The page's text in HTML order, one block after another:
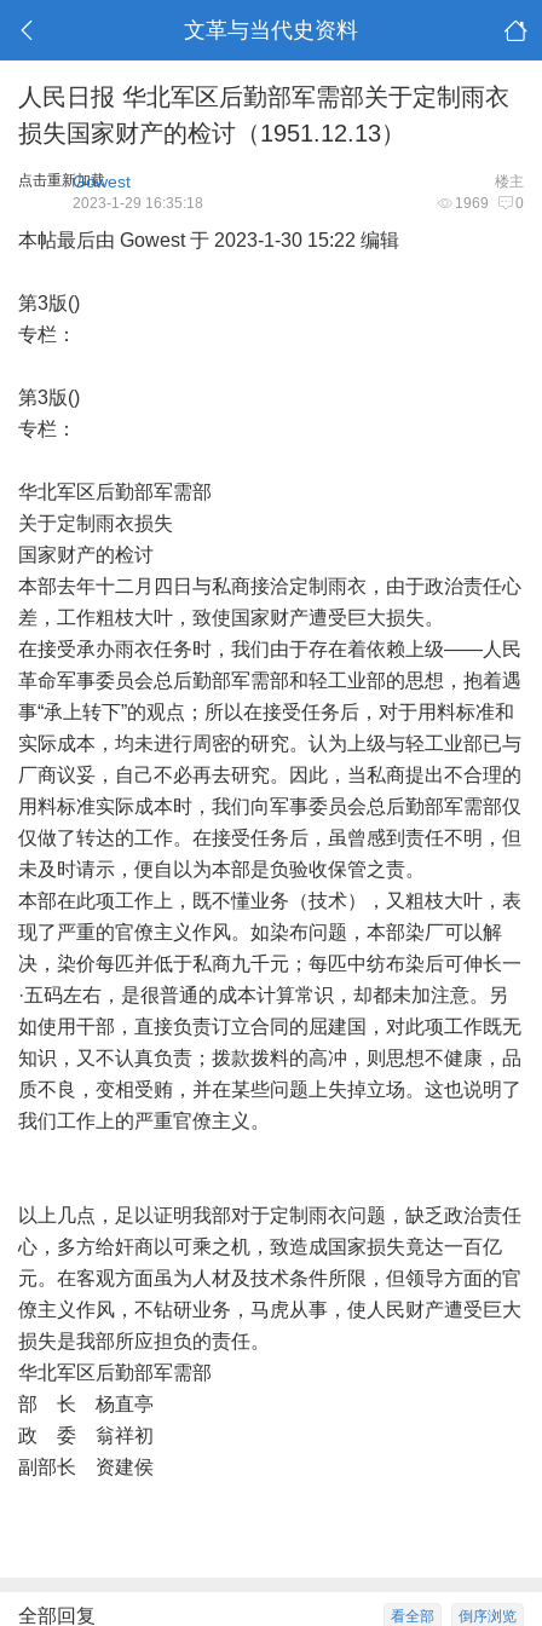
文革与当代史资料
人民日报 华北军区后勤部军需部关于定制雨衣
损失国家财产的检讨（1951.12.13）
点击重新加载 楼主
Gowest
1969 0
2023-1-29 16:35:18
本帖最后由 Gowest 于 2023-1-30 15:22 编辑
第3版()
专栏：
第3版()
专栏：
华北军区后勤部军需部
关于定制雨衣损失
国家财产的检讨
本部去年十二月四日与私商接洽定制雨衣，由于政治责任心
差，工作粗枝大叶，致使国家财产遭受巨大损失。
在接受承办雨衣任务时，我们由于存在着依赖上级——人民
革命军事委员会总后勤部军需部和轻工业部的思想，抱着遇
事“承上转下”的观点；所以在接受任务后，对于用料标准和
实际成本，均未进行周密的研究。认为上级与轻工业部已与
厂商议妥，自己不必再去研究。因此，当私商提出不合理的
用料标准实际成本时，我们向军事委员会总后勤部军需部仅
仅做了转达的工作。在接受任务后，虽曾感到责任不明，但
未及时请示，便自以为本部是负验收保管之责。
本部在此项工作上，既不懂业务（技术），又粗枝大叶，表
现了严重的官僚主义作风。如染布问题，本部染厂可以解
决，染价每匹并低于私商九千元；每匹中纺布染后可伸长一
·五码左右，是很普通的成本计算常识，却都未加注意。另
如使用干部，直接负责订立合同的屈建国，对此项工作既无
知识，又不认真负责；拨款拨料的高冲，则思想不健康，品
质不良，变相受贿，并在某些问题上失掉立场。这也说明了
我们工作上的严重官僚主义。
以上几点，足以证明我部对于定制雨衣问题，缺乏政治责任
心，多方给奸商以可乘之机，致造成国家损失竟达一百亿
元。在客观方面虽为人材及技术条件所限，但领导方面的官
僚主义作风，不钻研业务，马虎从事，使人民财产遭受巨大
损失是我部所应担负的责任。
华北军区后勤部军需部
部 长 杨直亭
政 委 翁祥初
副部长 资建侯
倒序浏览
看全部
全部回复